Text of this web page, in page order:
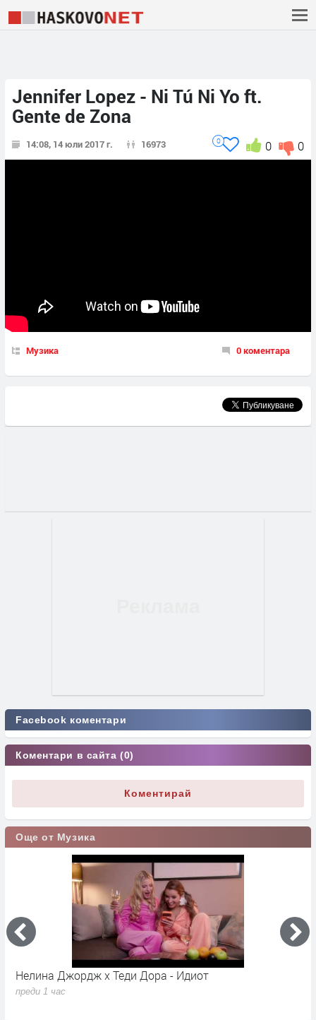
Jennifer Lopez - Ni Tú Ni Yo ft.
Gente de Zona
14:08, 14 юли 2017 г. 16973 0
0
0
Музика 0 коментара
Facebook коментари
Коментари в сайта (0)
Коментирай
Още от Музика
Нелина Джордж x Теди Дора - Идиот
преди 1 час